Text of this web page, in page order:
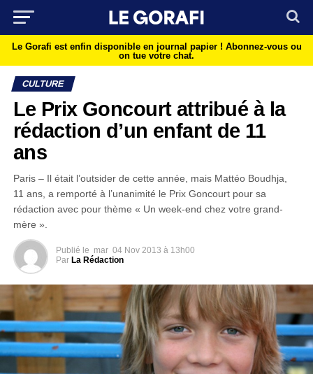
Le Gorafi est enfin disponible en journal papier ! Abonnez-vous ou
on tue votre chat.
CULTURE
Le Prix Goncourt attribué à la
rédaction d’un enfant de 11
ans
Paris – Il était l’outsider de cette année, mais Mattéo Boudhja,
11 ans, a remporté à l’unanimité le Prix Goncourt pour sa
rédaction avec pour thème « Un week-end chez votre grand-
mère ».
Publié le mar 04 Nov 2013 à 13h00
Par La Rédaction